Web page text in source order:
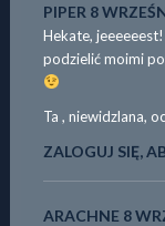
PIPER 8
Hekate,
podzielić moimi
Ta , niewidzlana,
ZALOGUJ SIĘ,
ARACHNE 8